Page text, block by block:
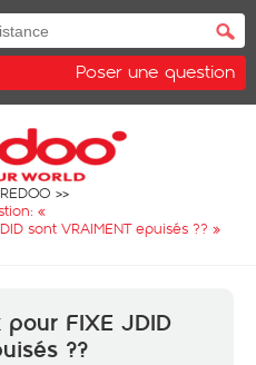
Poser une question
«
sont VRAIMENT epuisés ?? »
FIXE JDID
??